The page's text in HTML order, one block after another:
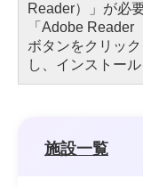
Reader）」が必
「Adobe Reader
ボタンをクリッ
し、インストール
施設一覧